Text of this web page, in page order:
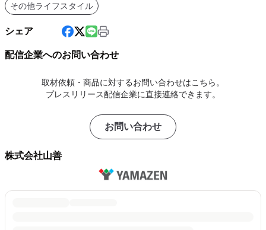
その他ライフスタイル
シェア
配信企業へのお問い合わせ
取材依頼・商品に対するお問い合わせはこちら。
プレスリリース配信企業に直接連絡できます。
お問い合わせ
株式会社山善